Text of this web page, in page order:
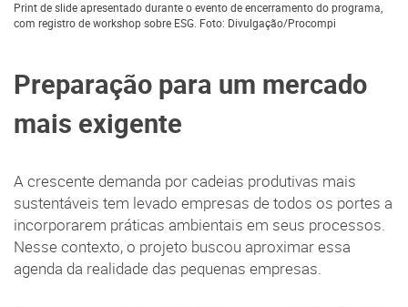
Print de slide apresentado durante o evento de encerramento do programa,
com registro de workshop sobre ESG. Foto: Divulgação/Procompi
Preparação para um mercado
mais exigente
A crescente demanda por cadeias produtivas mais
sustentáveis tem levado empresas de todos os portes a
incorporarem práticas ambientais em seus processos.
Nesse contexto, o projeto buscou aproximar essa
agenda da realidade das pequenas empresas.